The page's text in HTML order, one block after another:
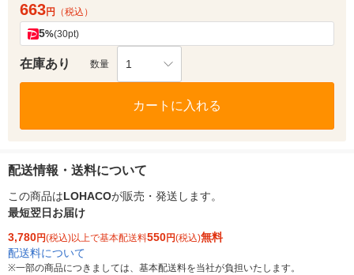
663円 （税込）
5%(30pt)
在庫あり 数量 1
カートに入れる
配送情報・送料について
この商品はLOHACOが販売・発送します。
最短翌日お届け
3,780円(税込)以上で基本配送料550円(税込)無料
配送料について
※一部の商品につきましては、基本配送料を当社が負担いたします。